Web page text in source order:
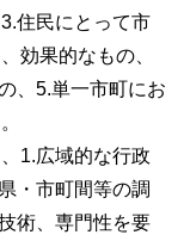
住民にとって市
効果的なもの、
、5.単一市町にお
1.広域的な行政
・市町間等の調
術、専門性を要